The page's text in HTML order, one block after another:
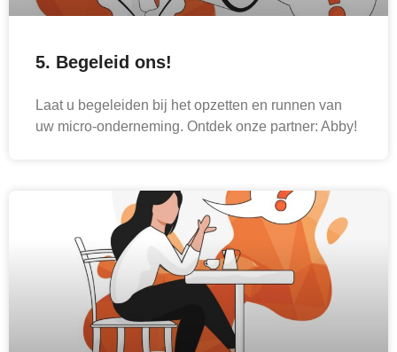
5. Begeleid ons!
Laat u begeleiden bij het opzetten en runnen van
uw micro-onderneming. Ontdek onze partner: Abby!